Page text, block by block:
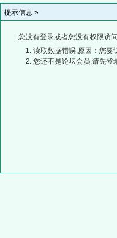
提示信息 »
您没有登录或者您没有权限访
读取数据错误,原因：您要
您还不是论坛会员,请先登